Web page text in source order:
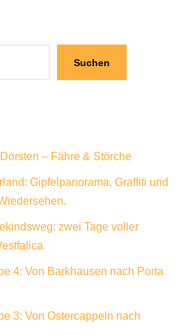
Suchen
– Fähre & Störche
Gipfelpanorama, Graffiti und
zwei Tage voller
4: Von Barkhausen nach Porta
3: Von Ostercappeln nach